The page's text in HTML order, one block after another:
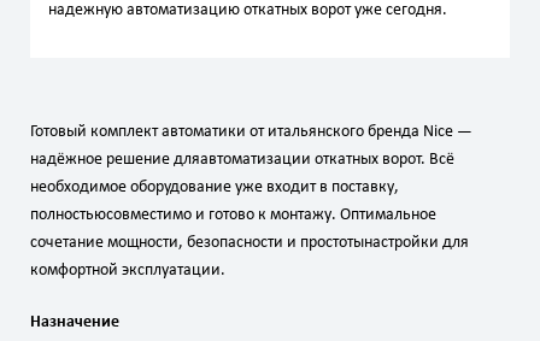
надежную автоматизацию откатных ворот уже сегодня.
Готовый комплектавтоматики отитальянского бренда Nice —
надёжное решение дляавтоматизации откатных ворот. Всё
необходимое оборудование уже входитв поставку,
полностьюсовместимо и готово к монтажу. Оптимальное
сочетание мощности, безопасности и простотынастройки для
комфортной эксплуатации.
Назначение